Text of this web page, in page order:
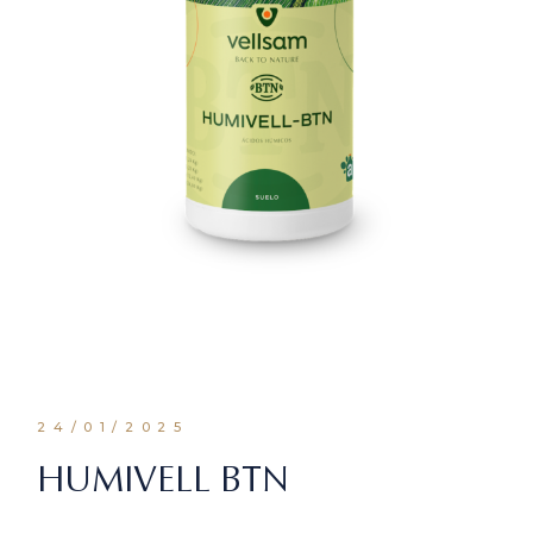
24/01/2025
HUMIVELL BTN